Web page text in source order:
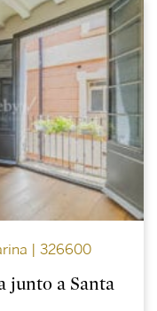
| 326600
junto a Santa